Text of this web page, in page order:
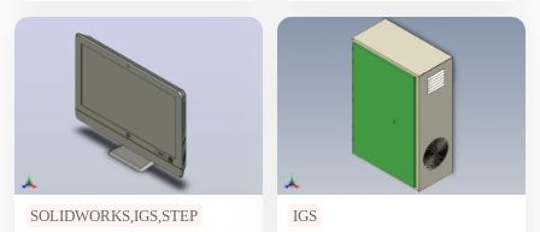
SOLIDWORKS,IGS,STEP IGS